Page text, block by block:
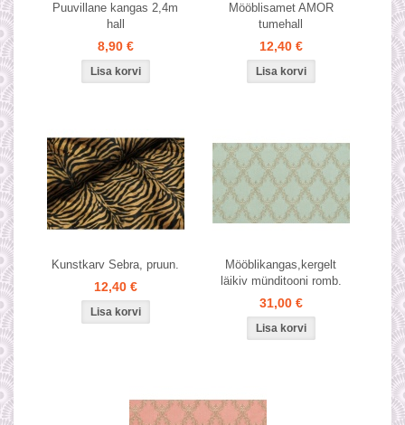
Puuvillane kangas 2,4m
hall
8,90 €
Mööblisamet AMOR
tumehall
12,40 €
Kunstkarv Sebra, pruun.
12,40 €
Mööblikangas,kergelt
läikiv münditooni romb.
31,00 €